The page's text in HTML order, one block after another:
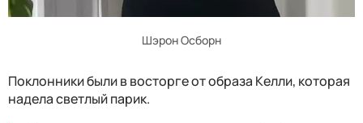
Шэрон Осборн
Поклонники были в восторге от образа Келли, которая
надела светлый парик.